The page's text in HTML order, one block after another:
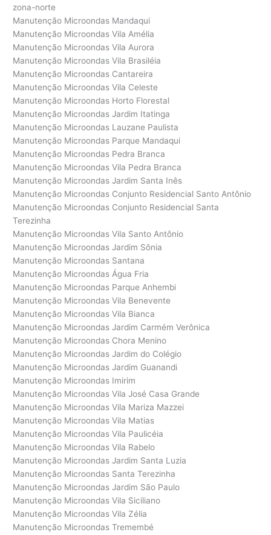
zona-norte
Manutenção Microondas Mandaqui
Manutenção Microondas Vila Amélia
Manutenção Microondas Vila Aurora
Manutenção Microondas Vila Brasiléia
Manutenção Microondas Cantareira
Manutenção Microondas Vila Celeste
Manutenção Microondas Horto Florestal
Manutenção Microondas Jardim Itatinga
Manutenção Microondas Lauzane Paulista
Manutenção Microondas Parque Mandaqui
Manutenção Microondas Pedra Branca
Manutenção Microondas Vila Pedra Branca
Manutenção Microondas Jardim Santa Inês
Manutenção Microondas Conjunto Residencial Santo Antônio
Manutenção Microondas Conjunto Residencial Santa
Terezinha
Manutenção Microondas Vila Santo Antônio
Manutenção Microondas Jardim Sônia
Manutenção Microondas Santana
Manutenção Microondas Água Fria
Manutenção Microondas Parque Anhembi
Manutenção Microondas Vila Benevente
Manutenção Microondas Vila Bianca
Manutenção Microondas Jardim Carmém Verônica
Manutenção Microondas Chora Menino
Manutenção Microondas Jardim do Colégio
Manutenção Microondas Jardim Guanandi
Manutenção Microondas Imirim
Manutenção Microondas Vila José Casa Grande
Manutenção Microondas Vila Mariza Mazzei
Manutenção Microondas Vila Matias
Manutenção Microondas Vila Paulicéia
Manutenção Microondas Vila Rabelo
Manutenção Microondas Jardim Santa Luzia
Manutenção Microondas Santa Terezinha
Manutenção Microondas Jardim São Paulo
Manutenção Microondas Vila Siciliano
Manutenção Microondas Vila Zélia
Manutenção Microondas Tremembé